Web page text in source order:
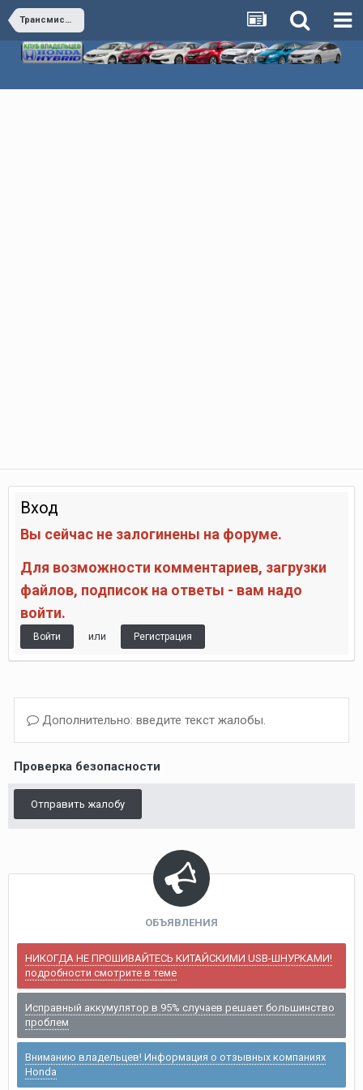
Трансмиссия
Вход
Вы сейчас не залогинены на форуме.
Для возможности комментариев, загрузки
файлов, подписок на ответы - вам надо
войти.
Войти или Регистрация
Дополнительно: введите текст жалобы.
Проверка безопасности
Отправить жалобу
ОБЪЯВЛЕНИЯ
НИКОГДА НЕ ПРОШИВАЙТЕСЬ КИТАЙСКИМИ USB-ШНУРКАМИ!
подробности смотрите в теме
Исправный аккумулятор в 95% случаев решает большинство
проблем
Вниманию владельцев! Информация о отзывных компаниях
Honda